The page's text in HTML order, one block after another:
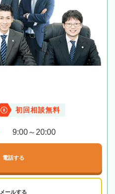
初回相談無料
9:00～20:00
電話する
メールする